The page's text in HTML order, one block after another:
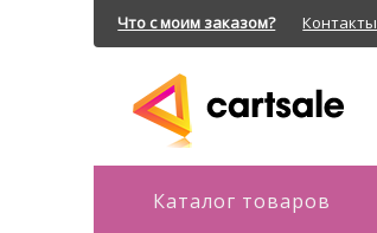
Что с моим заказом? Контакты
Каталог товаров